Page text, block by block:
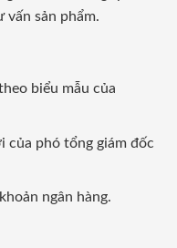
vấn sản phẩm.
biểu mẫu của
của phó tổng giám đốc
ngân hàng.